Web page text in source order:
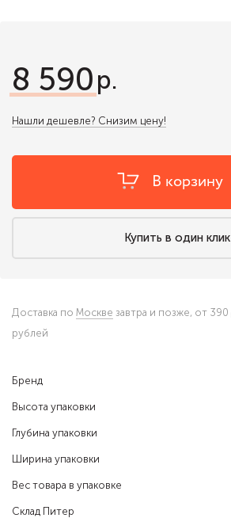
Бренд
Высота упаковки
Глубина упаковки
Ширина упаковки
Вес товара в упаковке
Склад Питер
8 590
Нашли дешевле? Снизим цену!
В корзину
Купить в один клик
Доставка по Москве завтра и позже, от 390
рублей